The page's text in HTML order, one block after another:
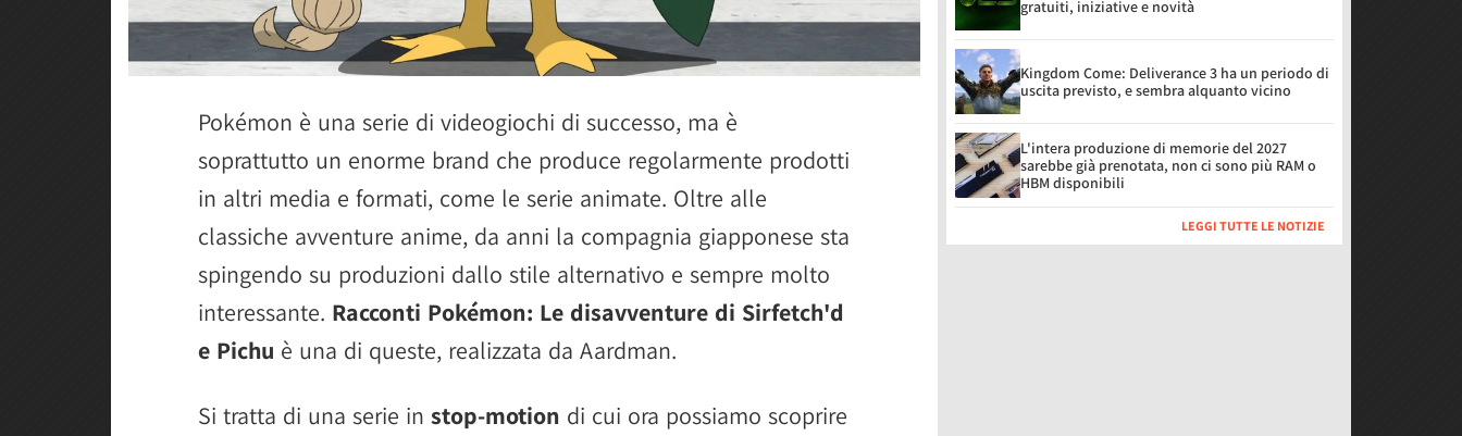
Pokémon è una serie di videogiochi di successo, ma è
soprattutto un enorme brand che produce regolarmente prodotti
in altri media e formati, come le serie animate. Oltre alle
classiche avventure anime, da anni la compagnia giapponese sta
spingendo su produzioni dallo stile alternativo e sempre molto
interessante. Racconti Pokémon: Le disavventure di Sirfetch'd
e Pichu è una di queste, realizzata da Aardman.
Si tratta di una serie in stop-motion di cui ora possiamo scoprire
gratuiti, iniziative e novità
Kingdom Come: Deliverance 3 ha un periodo di
uscita previsto, e sembra alquanto vicino
L'intera produzione di memorie del 2027
sarebbe già prenotata, non ci sono più RAM o
HBM disponibili
LEGGI TUTTE LE NOTIZIE